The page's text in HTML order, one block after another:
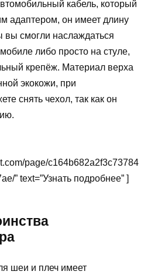
кабель, который
адаптером, он имеет длину
вы смогли наслаждаться
либо просто на стуле,
крепёж. Материал верха
экокожи, при
снять чехол, так как он
page/c164b682a2f3c73784
” text=”Узнать подробнее” ]
шеи и плеч имеет